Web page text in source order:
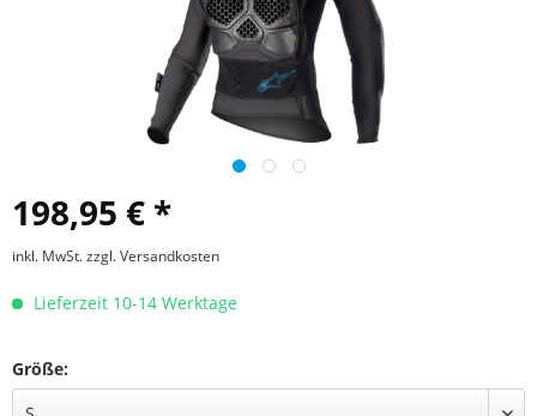
198,95 € *
inkl. MwSt.zzgl. Versandkosten
Lieferzeit 10-14 Werktage
Größe: